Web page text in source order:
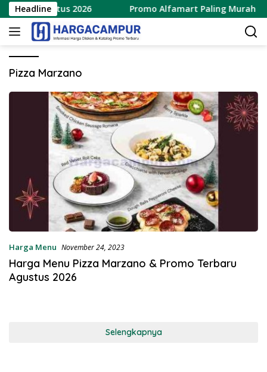
Langsung
ke
konten
Headline
– 15 Agustus 2026 Promo Alfamart Paling Murah
Pizza Marzano
Harga Menu November 24, 2023
Harga Menu Pizza Marzano & Promo Terbaru
Agustus 2026
Selengkapnya